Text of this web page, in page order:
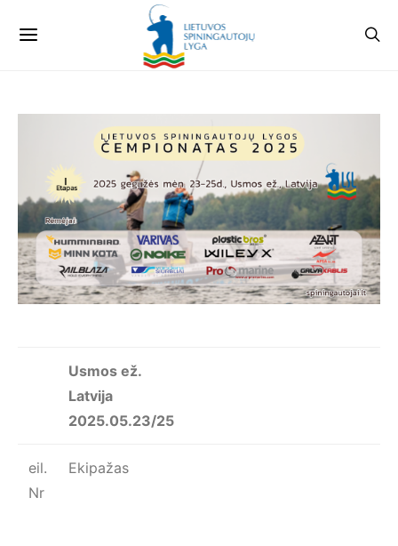
Usmos ež.
Latvija
2025.05.23/25
eil.
Nr
Ekipažas